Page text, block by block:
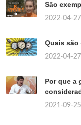
São
2022-04-27
Quais são
2022-04-27
Por que a
2021-09-25